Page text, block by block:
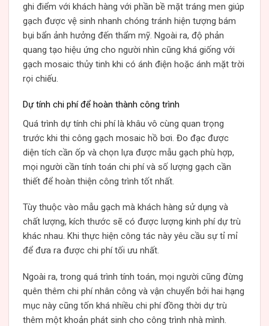
ghi điểm với khách hàng với phần bề mặt tráng men giúp
gạch được vệ sinh nhanh chóng tránh hiện tượng bám
bụi bẩn ảnh hưởng đến thẩm mỹ. Ngoài ra, độ phản
quang tạo hiệu ứng cho người nhìn cũng khá giống với
gạch mosaic thủy tinh khi có ánh điện hoặc ánh mặt trời
rọi chiếu.
Dự tính chi phí để hoàn thành công trình
Quá trình dự tính chi phí là khâu vô cùng quan trọng
trước khi thi công gạch mosaic hồ bơi. Đo đạc được
diện tích cần ốp và chọn lựa được mẫu gạch phù hợp,
mọi người cần tính toán chi phí và số lượng gạch cần
thiết để hoàn thiện công trình tốt nhất.
Tùy thuộc vào mẫu gạch mà khách hàng sử dụng và
chất lượng, kích thước sẽ có được lượng kinh phí dự trù
khác nhau. Khi thực hiện công tác này yêu cầu sự tỉ mỉ
để đưa ra được chi phí tối ưu nhất.
Ngoài ra, trong quá trình tính toán, mọi người cũng đừng
quên thêm chi phí nhân công và vận chuyển bởi hai hạng
mục này cũng tốn khá nhiều chi phí đồng thời dự trù
thêm một khoản phát sinh cho công trình nhà mình.